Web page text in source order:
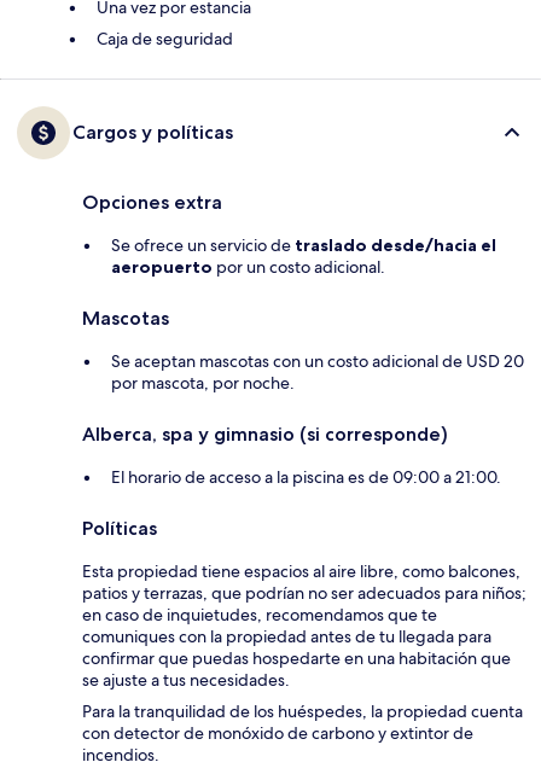
Una vez por estancia
Caja de seguridad
Cargos y políticas
Opciones extra
Se ofrece un servicio de traslado desde/hacia el
aeropuerto por un costo adicional.
Mascotas
Se aceptan mascotas con un costo adicional de USD 20
por mascota, por noche.
Alberca, spa y gimnasio (si corresponde)
El horario de acceso a la piscina es de 09:00 a 21:00.
Políticas
Esta propiedad tiene espacios al aire libre, como balcones,
patios y terrazas, que podrían no ser adecuados para niños;
en caso de inquietudes, recomendamos que te
comuniques con la propiedad antes de tu llegada para
confirmar que puedas hospedarte en una habitación que
se ajuste a tus necesidades.
Para la tranquilidad de los huéspedes, la propiedad cuenta
con detector de monóxido de carbono y extintor de
incendios.